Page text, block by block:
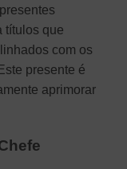
títulos que
com os
presente é
aprimorar